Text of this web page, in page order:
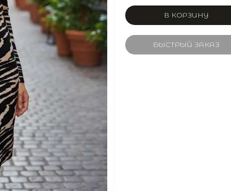
В КОРЗИНУ
БЫСТРЫЙ ЗАКАЗ